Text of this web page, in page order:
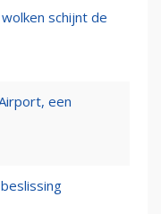
schijnt de
een